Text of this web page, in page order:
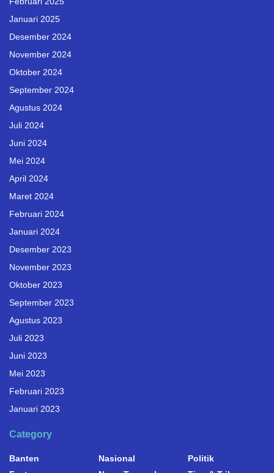
Januari 2025
Desember 2024
November 2024
Oktober 2024
September 2024
Agustus 2024
Juli 2024
Juni 2024
Mei 2024
April 2024
Maret 2024
Februari 2024
Januari 2024
Desember 2023
November 2023
Oktober 2023
September 2023
Agustus 2023
Juli 2023
Juni 2023
Mei 2023
Februari 2023
Januari 2023
Category
Banten
Nasional
Politik